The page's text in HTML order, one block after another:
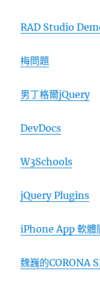
RAD Studio
梅問題
男丁格爾jQuery
DevDocs
W3Schools
jQuery Plugins
iPhone App 軟體
魏巍的CORONA